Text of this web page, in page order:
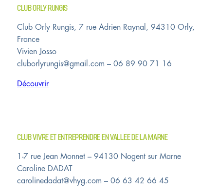
CLUB ORLY RUNGIS
Club Orly Rungis, 7 rue Adrien Raynal, 94310 Orly,
France
Vivien Josso
cluborlyrungis@gmail.com – 06 89 90 71 16
Découvrir
CLUB VIVRE ET ENTREPRENDRE EN VALLEE DE LA MARNE
1-7 rue Jean Monnet – 94130 Nogent sur Marne
Caroline DADAT
carolinedadat@vhyg.com – 06 63 42 66 45